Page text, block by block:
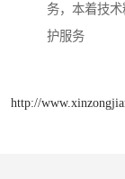
务，本着技
护服务
http://